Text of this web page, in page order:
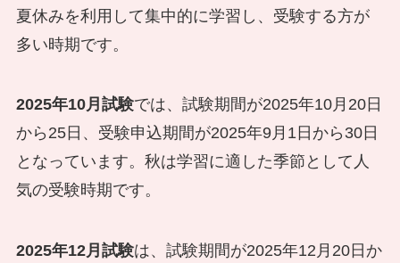
夏休みを利用して集中的に学習し、受験する方が
多い時期です。
2025年10月試験では、試験期間が2025年10月20日
から25日、受験申込期間が2025年9月1日から30日
となっています。秋は学習に適した季節として人
気の受験時期です。
2025年12月試験は、試験期間が2025年12月20日か